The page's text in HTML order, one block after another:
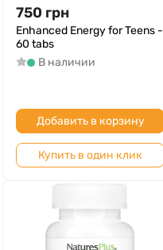
750 грн
Enhanced Energy for Teens -
60 tabs
В наличии
Добавить в корзину
Купить в один клик